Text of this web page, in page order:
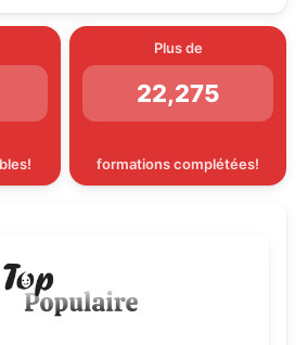
Plus de
22,275
formations complétées!